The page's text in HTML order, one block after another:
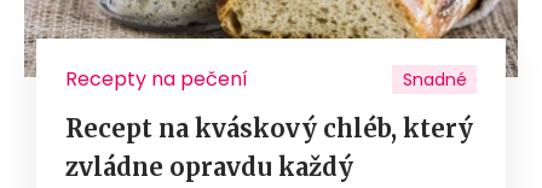
Recepty na pečení Snadné
Recept na kváskový chléb, který
zvládne opravdu každý